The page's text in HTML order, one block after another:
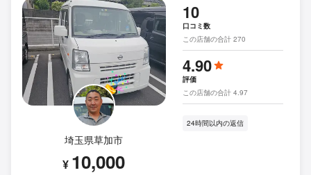
埼玉県草加市
¥ 10,000
10
口コミ数
この店舗の合計 270
4.90
評価
この店舗の合計 4.97
24時間以内の返信